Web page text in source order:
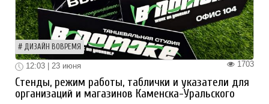
ДИЗАЙН ВОВРЕМЯ
1703
12:03 | 23 июня
Стенды, режим работы, таблички и указатели для
организаций и магазинов Каменска-Уральского